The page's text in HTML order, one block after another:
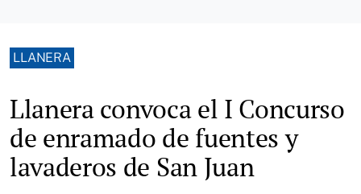
LLANERA
Llanera convoca el I Concurso
de enramado de fuentes y
lavaderos de San Juan